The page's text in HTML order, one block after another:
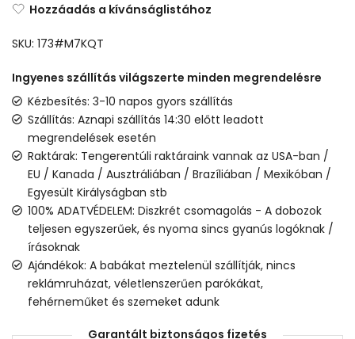
Hozzáadás a kívánságlistához
SKU: 173#M7KQT
Ingyenes szállítás világszerte minden megrendelésre
Kézbesítés: 3-10 napos gyors szállítás
Szállítás: Aznapi szállítás 14:30 előtt leadott
megrendelések esetén
Raktárak: Tengerentúli raktáraink vannak az USA-ban /
EU / Kanada / Ausztráliában / Brazíliában / Mexikóban /
Egyesült Királyságban stb
100% ADATVÉDELEM: Diszkrét csomagolás - A dobozok
teljesen egyszerűek, és nyoma sincs gyanús logóknak /
írásoknak
Ajándékok: A babákat meztelenül szállítják, nincs
reklámruházat, véletlenszerűen parókákat,
fehérneműket és szemeket adunk
Garantált biztonságos fizetés